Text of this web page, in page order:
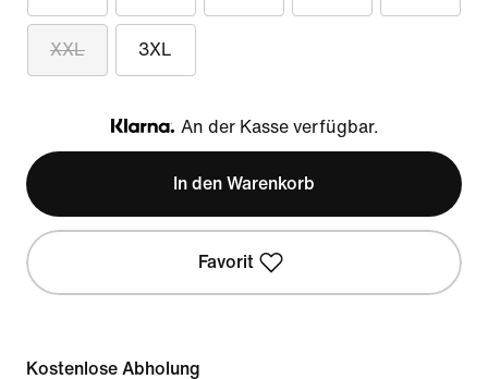
XXL 3XL
Klarna
An der Kasse verfügbar.
In den Warenkorb
Favorit
Kostenlose Abholung